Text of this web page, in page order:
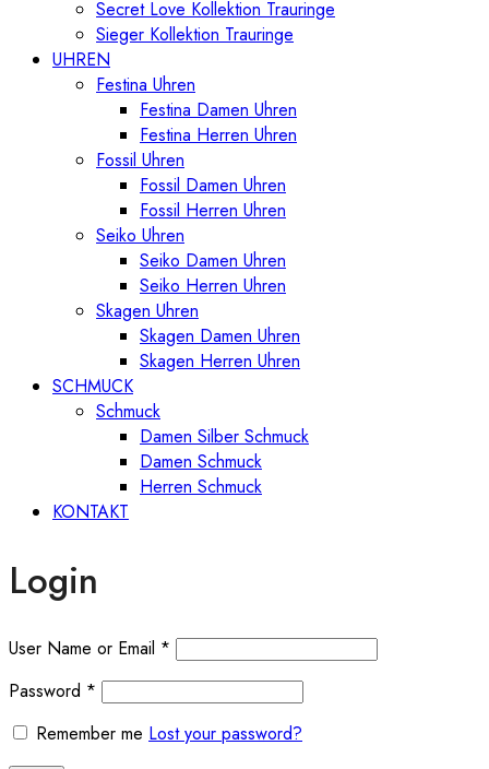
Secret Love Kollektion Trauringe
Sieger Kollektion Trauringe
UHREN
Festina Uhren
Festina Damen Uhren
Festina Herren Uhren
Fossil Uhren
Fossil Damen Uhren
Fossil Herren Uhren
Seiko Uhren
Seiko Damen Uhren
Seiko Herren Uhren
Skagen Uhren
Skagen Damen Uhren
Skagen Herren Uhren
SCHMUCK
Schmuck
Damen Silber Schmuck
Damen Schmuck
Herren Schmuck
KONTAKT
Login
User Name or Email *
Password *
Remember me Lost your password?